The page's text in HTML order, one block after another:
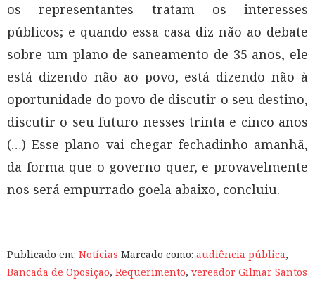
os representantes tratam os interesses
públicos; e quando essa casa diz não ao debate
sobre um plano de saneamento de 35 anos, ele
está dizendo não ao povo, está dizendo não à
oportunidade do povo de discutir o seu destino,
discutir o seu futuro nesses trinta e cinco anos
(…) Esse plano vai chegar fechadinho amanhã,
da forma que o governo quer, e provavelmente
nos será empurrado goela abaixo, concluiu.
Publicado em: Notícias Marcado como: audiência pública,
Bancada de Oposição, Requerimento, vereador Gilmar Santos